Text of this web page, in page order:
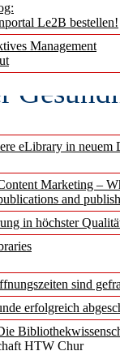
Le2B bestellen!
Management
eLibrary in neuem
Marketing –
and
in höchster
sind
erfolgreich
HTW Chur